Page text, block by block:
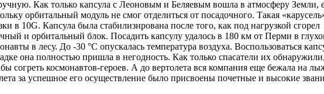
Как только капсула с Леоновым и Беляевым вошла в атмосферу Земли,
орбитальный модуль не смог отделиться от посадочного. Такая
в 10G. Капсула была стабилизирована после того, как под нагрузкой сгорел
и орбитальный блок. Посадить капсулу удалось в 180 км от Перми в
в лесу. До -30 °C опускалась температура воздуха. Воспользоваться
она полностью пришла в негодность. Как только спасатели их
согреть космонавтов-героев. А до вертолета вся компания еще бежала на
за успешное его осуществление было присвоены почетные и высокие